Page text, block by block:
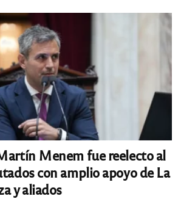
Menem fue reelecto al
con amplio apoyo de La
y aliados